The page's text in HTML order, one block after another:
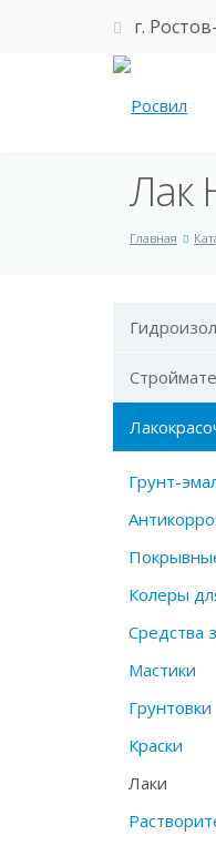
г.
Лак
Главная
Грунт-
Колеры
Средства
Мастики
Грунтовки
Краски
Лаки